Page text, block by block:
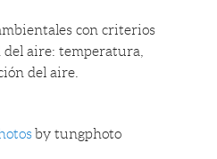
con criterios
del aire: temperatura,
del aire.
by tungphoto